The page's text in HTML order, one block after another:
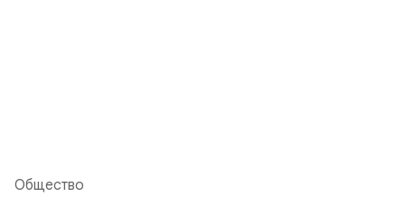
Общество